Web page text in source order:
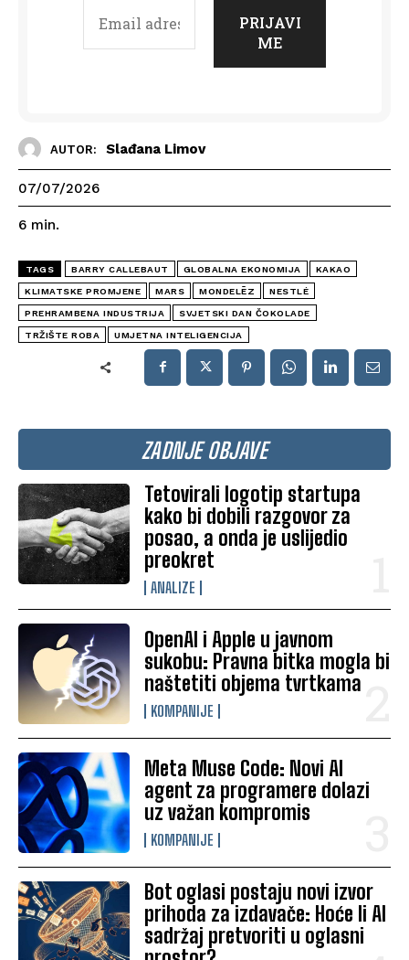
ZADNJE OBJAVE
Tetovirali logotip startupa
kako bi dobili razgovor za
posao, a onda je uslijedio
preokret
ANALIZE
OpenAI i Apple u javnom
sukobu: Pravna bitka mogla bi
naštetiti objema tvrtkama
KOMPANIJE
Meta Muse Code: Novi AI
agent za programere dolazi
uz važan kompromis
KOMPANIJE
Bot oglasi postaju novi izvor
prihoda za izdavače: Hoće li AI
sadržaj pretvoriti u oglasni
AUTOR: Slađana Limov
07/07/2026
6 min.
TAGS BARRY CALLEBAUT GLOBALNA EKONOMIJA KAKAO
KLIMATSKE PROMJENE MARS MONDELĒZ NESTLÉ
PREHRAMBENA INDUSTRIJA SVJETSKI DAN ČOKOLADE
TRŽIŠTE ROBA UMJETNA INTELIGENCIJA